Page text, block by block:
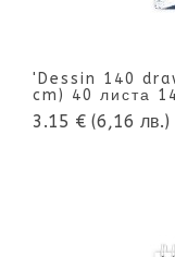
'Dessin 140
cm) 40 листа
3.15 € (6,16 лв.)